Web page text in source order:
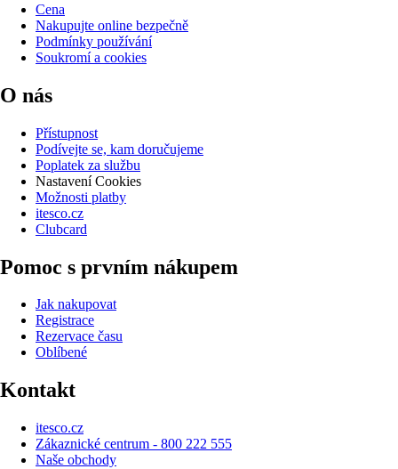
Cena
Nakupujte online bezpečně
Podmínky používání
Soukromí a cookies
O nás
Přístupnost
Podívejte se, kam doručujeme
Poplatek za službu
Nastavení Cookies
Možnosti platby
itesco.cz
Clubcard
Pomoc s prvním nákupem
Jak nakupovat
Registrace
Rezervace času
Oblíbené
Kontakt
itesco.cz
Zákaznické centrum - 800 222 555
Naše obchody